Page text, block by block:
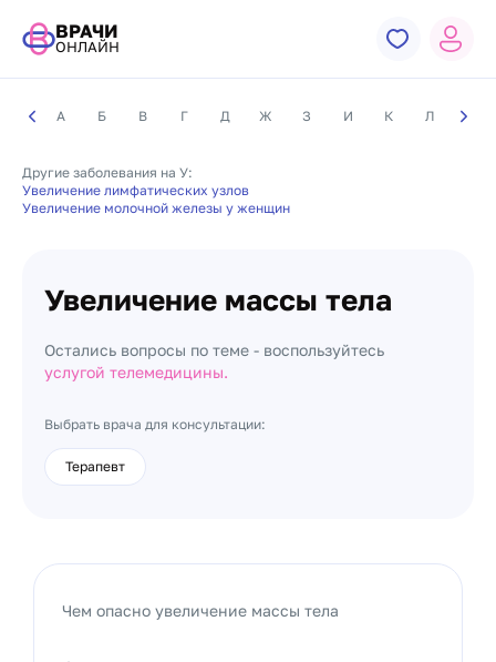
ВРАЧИ
ОНЛАЙН
А Б В Г Д Ж З И К Л М
Другие заболевания на У:
Увеличение лимфатических узлов
Увеличение молочной железы у женщин
Увеличение массы тела
Остались вопросы по теме - воспользуйтесь
услугой телемедицины.
Выбрать врача для консультации:
Терапевт
Чем опасно увеличение массы тела